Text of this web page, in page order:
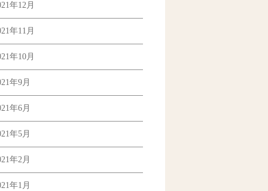
年12月
年11月
年10月
年9月
年6月
年5月
年2月
年1月